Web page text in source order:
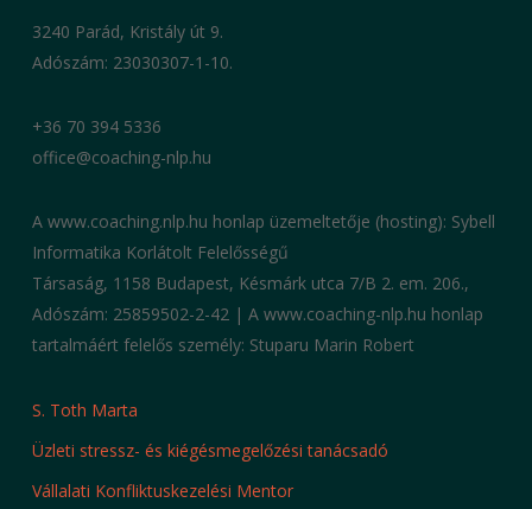
3240 Parád, Kristály út 9.
Adószám: 23030307-1-10.
+36 70 394 5336
office@coaching-nlp.hu
A www.coaching.nlp.hu honlap üzemeltetője (hosting): Sybell
Informatika Korlátolt Felelősségű
Társaság, 1158 Budapest, Késmárk utca 7/B 2. em. 206.,
Adószám: 25859502-2-42 | A www.coaching-nlp.hu honlap
tartalmáért felelős személy: Stuparu Marin Robert
S. Toth Marta
Üzleti stressz- és kiégésmegelőzési tanácsadó
Vállalati Konfliktuskezelési Mentor